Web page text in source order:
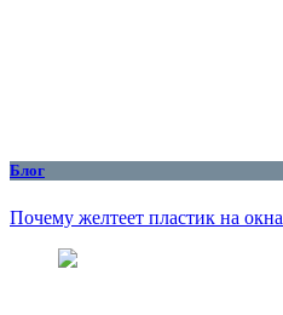
Блог
Почему желтеет пластик на